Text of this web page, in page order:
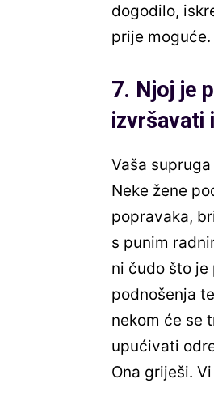
dogodilo,
prije
7. Njoj je
izvršavati
Vaša
Neke žene
popravaka,
s punim
ni čudo što je
podnošenja
nekom će se
upućivati
Ona griješi.